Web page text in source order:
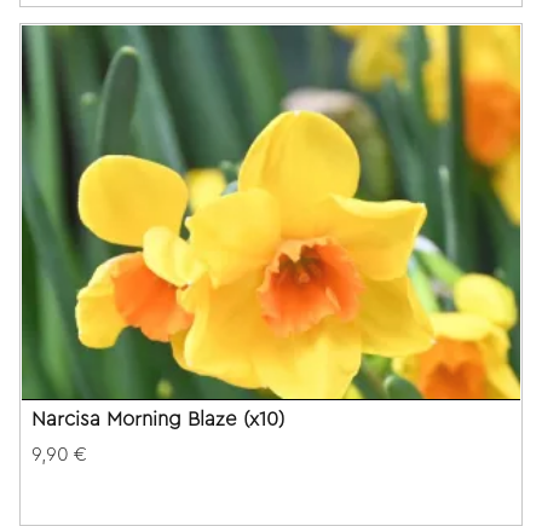
Narcisa Morning Blaze (x10)
9,90 €